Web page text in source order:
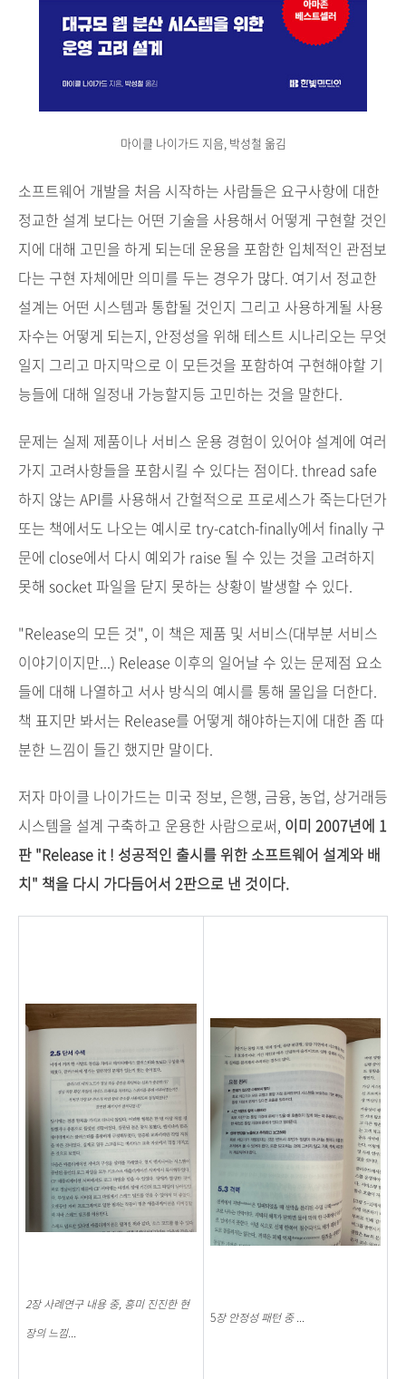
마이클 나이가드 지음, 박성철 옮김
소프트웨어 개발을 처음 시작하는 사람들은 요구사항에 대한
정교한 설계 보다는 어떤 기술을 사용해서 어떻게 구현할 것인
지에 대해 고민을 하게 되는데 운용을 포함한 입체적인 관점보
다는 구현 자체에만 의미를 두는 경우가 많다. 여기서 정교한
설계는 어떤 시스템과 통합될 것인지 그리고 사용하게될 사용
자수는 어떻게 되는지, 안정성을 위해 테스트 시나리오는 무엇
일지 그리고 마지막으로 이 모든것을 포함하여 구현해야할 기
능들에 대해 일정내 가능할지등 고민하는 것을 말한다.
문제는 실제 제품이나 서비스 운용 경험이 있어야 설계에 여러
가지 고려사항들을 포함시킬 수 있다는 점이다. thread safe
하지 않는 API를 사용해서 간헐적으로 프로세스가 죽는다던가
또는 책에서도 나오는 예시로 try-catch-finally에서 finally 구
문에 close에서 다시 예외가 raise 될 수 있는 것을 고려하지
못해 socket 파일을 닫지 못하는 상황이 발생할 수 있다.
"Release의 모든 것", 이 책은 제품 및 서비스(대부분 서비스
이야기이지만...) Release 이후의 일어날 수 있는 문제점 요소
들에 대해 나열하고 서사 방식의 예시를 통해 몰입을 더한다.
책 표지만 봐서는 Release를 어떻게 해야하는지에 대한 좀 따
분한 느낌이 들긴 했지만 말이다.
저자 마이클 나이가드는 미국 정보, 은행, 금융, 농업, 상거래등
시스템을 설계 구축하고 운용한 사람으로써, 이미 2007년에 1
판 "Release it ! 성공적인 출시를 위한 소프트웨어 설계와 배
치" 책을 다시 가다듬어서 2판으로 낸 것이다.
2장 사례연구 내용 중, 흥미 진진한 현
장의 느낌...
5장 안정성 패턴 중 ...